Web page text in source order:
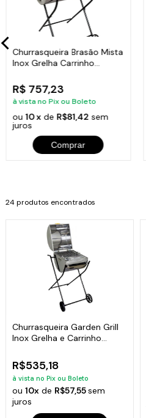
Churrasqueira Brasão Mista
Inox Grelha Carrinho
R$ 757,23
à vista no Pix ou Boleto
ou10 x de R$81,42 sem
juros
Comprar
24 produtos encontrados
Churrasqueira Garden Grill
Inox Grelha e Carrinho
R$535,18
à vista no Pix ou Boleto
ou10x de R$57,55sem
juros